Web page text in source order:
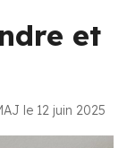
et
le 12 juin 2025